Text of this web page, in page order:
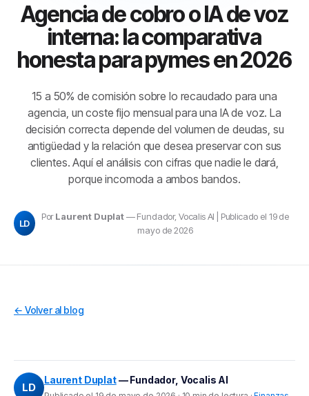
Agencia de cobro o IA de voz
interna: la comparativa
honesta para pymes en 2026
15 a 50% de comisión sobre lo recaudado para una
agencia, un coste fijo mensual para una IA de voz. La
decisión correcta depende del volumen de deudas, su
antigüedad y la relación que desea preservar con sus
clientes. Aquí el análisis con cifras que nadie le dará,
porque incomoda a ambos bandos.
LD
PorLaurent Duplat— Fundador, Vocalis AI | Publicado el 19 de
mayo de 2026
← Volver al blog
LD
Laurent Duplat— Fundador, Vocalis AI